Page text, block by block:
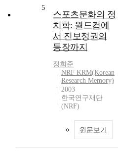
5
스포츠문화의 정
치학: 월드컵에
서 진보정권의
등장까지
정희준
NRF KRM(Korean
Research Memory)
2003
한국연구재단
(NRF)
원문보기